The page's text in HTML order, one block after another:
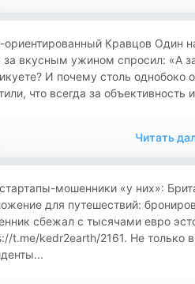
ориентированный Кравцов Один
за вкусным ужином спросил: «А
И почему столь однобоко
что всегда за объективность
Читать
мошенники «у них»:
для путешествий:
сбежал с тысячами евро
t.me/kedr2earth/2161. Не только